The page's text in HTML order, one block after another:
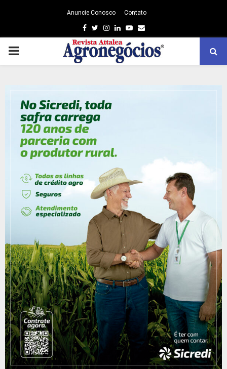
Anuncie Conosco Contato
Facebook
TwitterInstagram
LinkedinYoutube
Email
PRIMARY